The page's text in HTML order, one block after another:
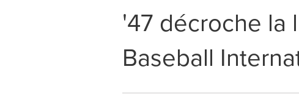
'47 décroche la
Baseball